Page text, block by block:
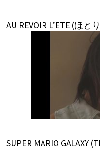
AU REVOIR L’ETE (ほと
SUPER MARIO GALAXY